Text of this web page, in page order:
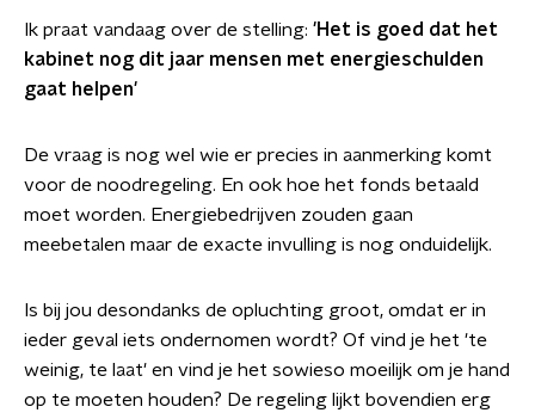
Ik praat vandaag over de stelling: 'Het is goed dat het
kabinet nog dit jaar mensen met energieschulden
gaat helpen'
De vraag is nog wel wie er precies in aanmerking komt
voor de noodregeling. En ook hoe het fonds betaald
moet worden. Energiebedrijven zouden gaan
meebetalen maar de exacte invulling is nog onduidelijk.
Is bij jou desondanks de opluchting groot, omdat er in
ieder geval iets ondernomen wordt? Of vind je het 'te
weinig, te laat' en vind je het sowieso moeilijk om je hand
op te moeten houden? De regeling lijkt bovendien erg